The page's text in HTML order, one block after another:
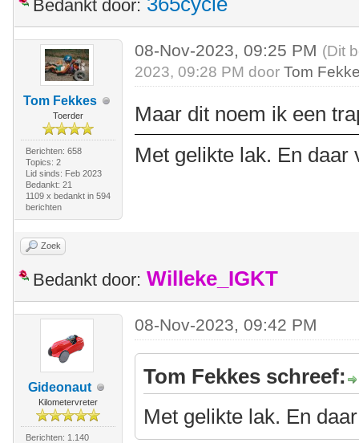
Bedankt door:
Tom Fekkes
Toerder
Berichten: 658
Topics: 2
Lid sinds: Feb 2023
Bedankt: 21
1109 x bedankt in 594
berichten
08-Nov-2023, 09:25 PM (Dit
2023, 09:28 PM doorTom
Maar dit noem ik een
Met gelikte lak. En daar
Zoek
Bedankt door: Willeke_IGKT
Gideonaut
Kilometervreter
Berichten: 1.140
08-Nov-2023, 09:42 PM
Tom Fekkes schreef:
Met gelikte lak. En